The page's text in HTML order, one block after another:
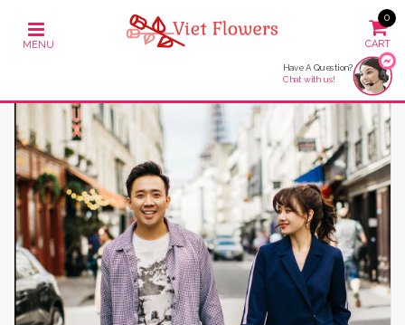
0
Have A Question?
Chat with us!